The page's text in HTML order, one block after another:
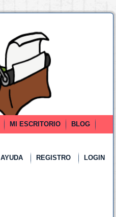
MI ESCRITORIO
BLOG
AYUDA REGISTRO LOGIN